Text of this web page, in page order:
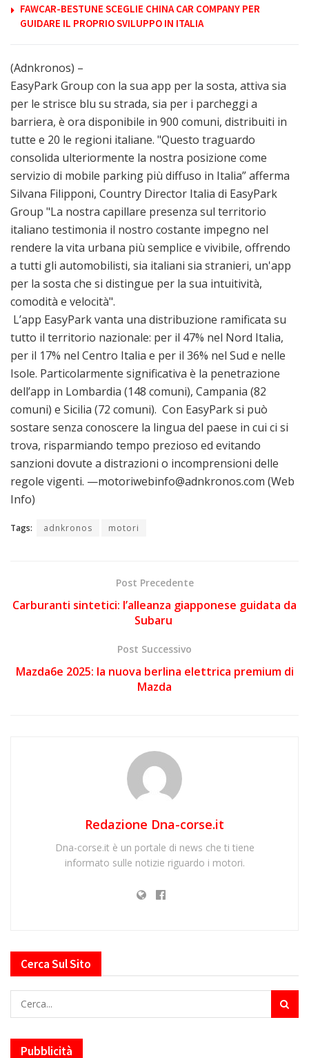
FAWCAR-BESTUNE SCEGLIE CHINA CAR COMPANY PER
GUIDARE IL PROPRIO SVILUPPO IN ITALIA
(Adnkronos) –
EasyPark Group con la sua app per la sosta, attiva sia
per le strisce blu su strada, sia per i parcheggi a
barriera, è ora disponibile in 900 comuni, distribuiti in
tutte e 20 le regioni italiane. "Questo traguardo
consolida ulteriormente la nostra posizione come
servizio di mobile parking più diffuso in Italia” afferma
Silvana Filipponi, Country Director Italia di EasyPark
Group "La nostra capillare presenza sul territorio
italiano testimonia il nostro costante impegno nel
rendere la vita urbana più semplice e vivibile, offrendo
a tutti gli automobilisti, sia italiani sia stranieri, un'app
per la sosta che si distingue per la sua intuitività,
comodità e velocità".
L’app EasyPark vanta una distribuzione ramificata su
tutto il territorio nazionale: per il 47% nel Nord Italia,
per il 17% nel Centro Italia e per il 36% nel Sud e nelle
Isole. Particolarmente significativa è la penetrazione
dell’app in Lombardia (148 comuni), Campania (82
comuni) e Sicilia (72 comuni). Con EasyPark si può
sostare senza conoscere la lingua del paese in cui ci si
trova, risparmiando tempo prezioso ed evitando
sanzioni dovute a distrazioni o incomprensioni delle
regole vigenti. —motoriwebinfo@adnkronos.com (Web
Info)
Tags: adnkronos motori
Post Precedente
Carburanti sintetici: l’alleanza giapponese guidata da
Subaru
Post Successivo
Mazda6e 2025: la nuova berlina elettrica premium di
Mazda
Redazione Dna-corse.it
Dna-corse.it è un portale di news che ti tiene
informato sulle notizie riguardo i motori.
Cerca Sul Sito
Pubblicità